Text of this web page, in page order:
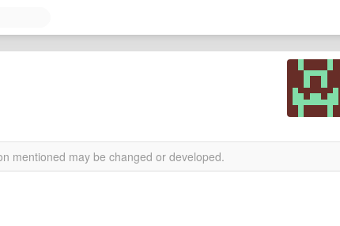
mentioned may be changed or developed.